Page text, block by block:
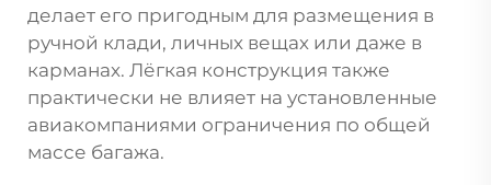
делает его пригодным для размещения в
ручной клади, личных вещах или даже в
карманах. Лёгкая конструкция также
практически не влияет на установленные
авиакомпаниями ограничения по общей
массе багажа.